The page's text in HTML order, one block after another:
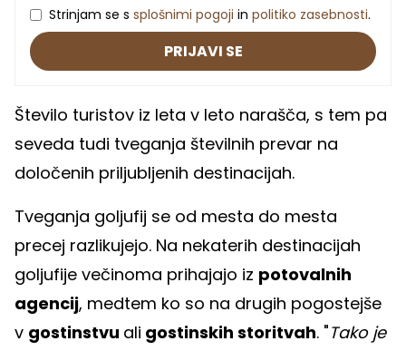
Strinjam se s splošnimi pogoji in politiko zasebnosti.
PRIJAVI SE
Število turistov iz leta v leto narašča, s tem pa
seveda tudi tveganja številnih prevar na
določenih priljubljenih destinacijah.
Tveganja goljufij se od mesta do mesta
precej razlikujejo. Na nekaterih destinacijah
goljufije večinoma prihajajo iz potovalnih
agencij, medtem ko so na drugih pogostejše
v gostinstvu ali gostinskih storitvah. "Tako je